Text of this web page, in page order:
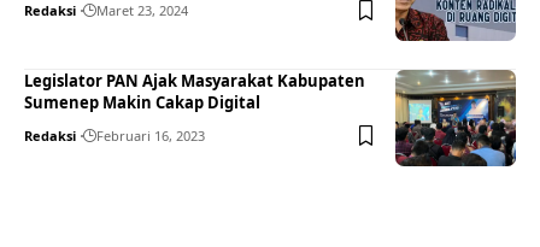
Redaksi Maret 23, 2024
Legislator PAN Ajak Masyarakat Kabupaten
Sumenep Makin Cakap Digital
Redaksi Februari 16, 2023